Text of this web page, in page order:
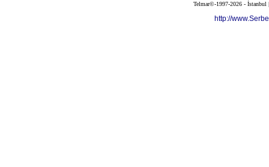
Telmar©-1997-2026 -
http://